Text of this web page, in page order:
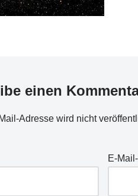
einen
Adresse wird nicht
E-